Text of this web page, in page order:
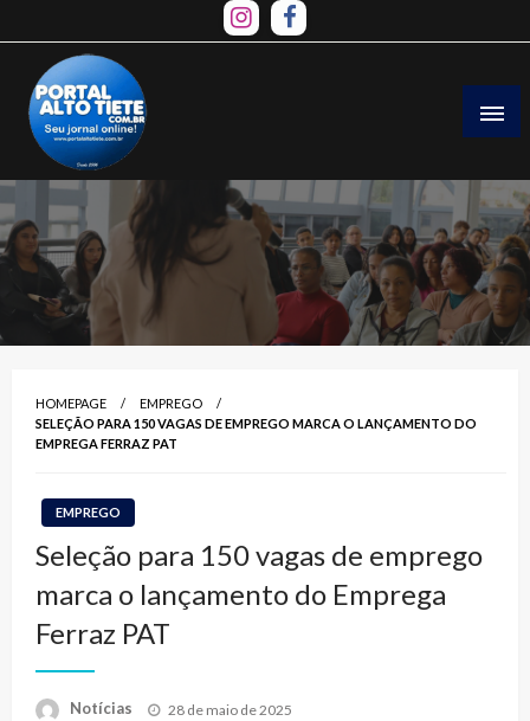
to
content
HOMEPAGE
EMPREGO
SELEÇÃO PARA 150 VAGAS DE EMPREGO MARCA O LANÇAMENTO DO
EMPREGA FERRAZ PAT
EMPREGO
Seleção para 150 vagas de emprego
marca o lançamento do Emprega
Ferraz PAT
Notícias
Posted
28 de maio de 2025